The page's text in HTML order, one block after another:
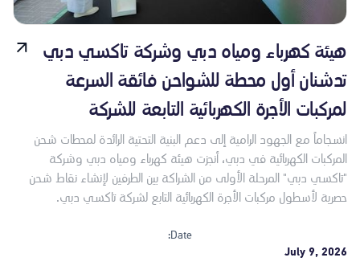
هيئة كهرباء ومياه دبي وشركة تاكسي دبي
تدشنان أول محطة للشواحن فائقة السرعة
لمركبات الأجرة الكهربائية التابعة للشركة
انسجاماً مع الجهود الرامية إلى دعم البنية التحتية الرائدة لمحطات شحن
المركبات الكهربائية في دبي، أنجزت هيئة كهرباء ومياه دبي وشركة
"تاكسي دبي" المرحلة الأولى من الشراكة بين الطرفين لإنشاء نقاط شحن
حصرية لأسطول مركبات الأجرة الكهربائية التابع لشركة تاكسي دبي.
Date:
July 9, 2026